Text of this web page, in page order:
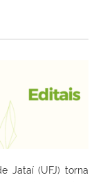
Jataí (UFJ) torna